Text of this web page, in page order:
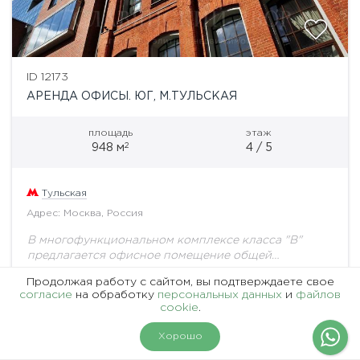
На карте
ID 12173
АРЕНДА ОФИСЫ. ЮГ, М.ТУЛЬСКАЯ
площадь
948 м2
этаж
4 / 5
Тульская
Адрес: Москва, Россия
В многофункциональном комплексе класса "B"
предлагается офисное помещение общей
Готовность: готово к въезду Данный комплекс
представляет собой современный деловой квартал
Цена по запросу
Продолжая работу с сайтом, вы подтверждаете свое
согласие на обработку персональных данных и файлов
cookie.
Хорошо